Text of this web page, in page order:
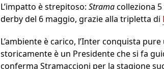
L’impatto è strepitoso: Stramacolleziona
derby del 6 maggio, grazie alla tripletta di
L’ambiente è carico, l’Inter conquista
storicamente è un Presidente che si fa
conferma Stramaccioni per la stagione